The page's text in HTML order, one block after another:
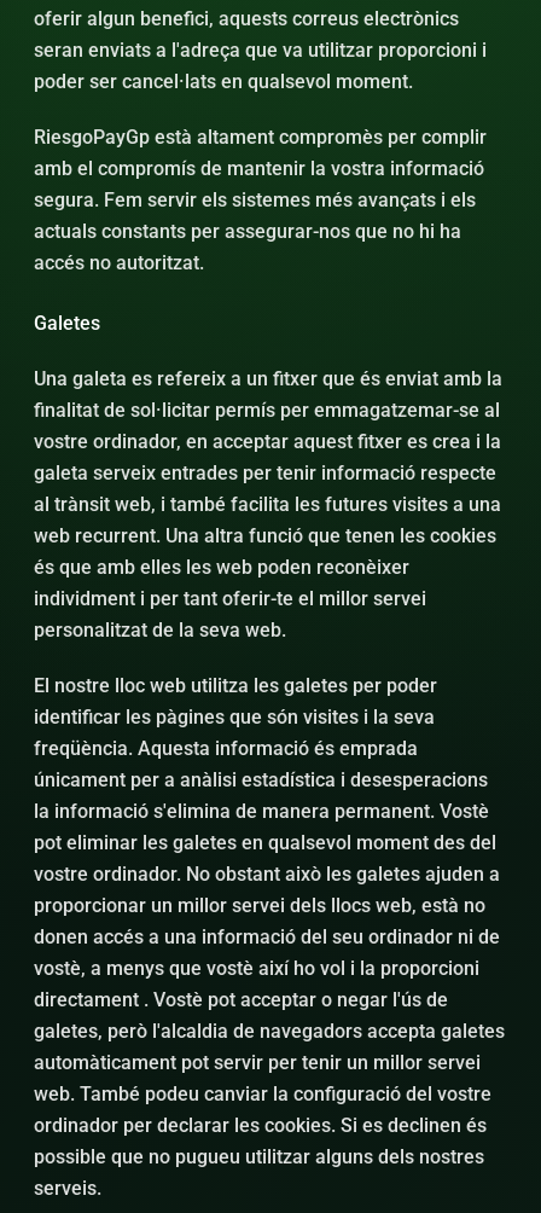
oferir algun benefici, aquests correus electrònics
seran enviats a l'adreça que va utilitzar proporcioni i
poder ser cancel·lats en qualsevol moment.
RiesgoPayGp està altament compromès per complir
amb el compromís de mantenir la vostra informació
segura. Fem servir els sistemes més avançats i els
actuals constants per assegurar-nos que no hi ha
accés no autoritzat.
Galetes
Una galeta es refereix a un fitxer que és enviat amb la
finalitat de sol·licitar permís per emmagatzemar-se al
vostre ordinador, en acceptar aquest fitxer es crea i la
galeta serveix entrades per tenir informació respecte
al trànsit web, i també facilita les futures visites a una
web recurrent. Una altra funció que tenen les cookies
és que amb elles les web poden reconèixer
individment i per tant oferir-te el millor servei
personalitzat de la seva web.
El nostre lloc web utilitza les galetes per poder
identificar les pàgines que són visites i la seva
freqüència. Aquesta informació és emprada
únicament per a anàlisi estadística i desesperacions
la informació s'elimina de manera permanent. Vostè
pot eliminar les galetes en qualsevol moment des del
vostre ordinador. No obstant això les galetes ajuden a
proporcionar un millor servei dels llocs web, està no
donen accés a una informació del seu ordinador ni de
vostè, a menys que vostè així ho vol i la proporcioni
directament . Vostè pot acceptar o negar l'ús de
galetes, però l'alcaldia de navegadors accepta galetes
automàticament pot servir per tenir un millor servei
web. També podeu canviar la configuració del vostre
ordinador per declarar les cookies. Si es declinen és
possible que no pugueu utilitzar alguns dels nostres
serveis.